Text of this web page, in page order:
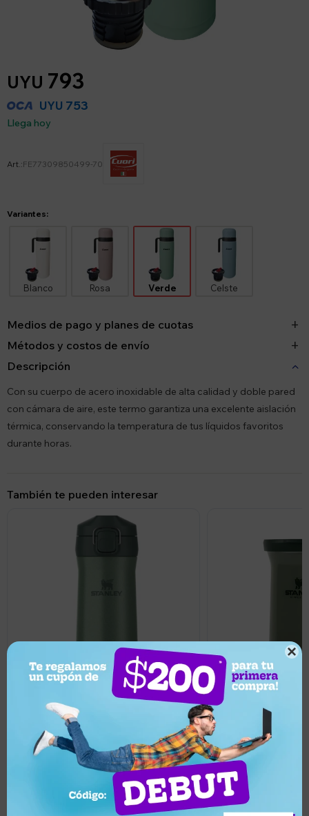

UYU 793
UYU 753
Llega hoy
FE77309850499-70
Variantes:
Blanco Rosa Verde Celste
Medios de pago y planes de cuotas
Métodos y costos de envío
Descripción
Con su cuerpo de acero inoxidable de alta calidad y doble pared
con cámara de aire, este termo garantiza una excelente aislación
térmica, conservando la temperatura de tus líquidos favoritos
durante horas.
También te pueden interesar
3.085
Yerbera Stanley 500gr - verde
UYU 1.653
Mate con tapa
200ml - Pine
Llega hoy